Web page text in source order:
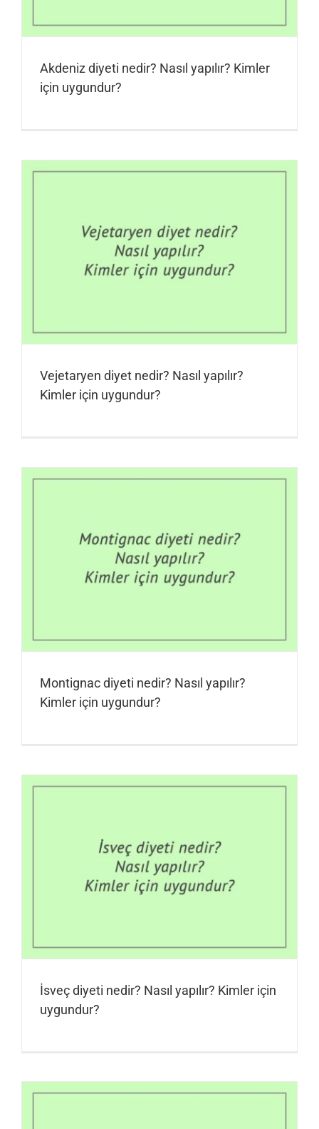
Akdeniz diyeti nedir? Nasıl yapılır? Kimler
için uygundur?
Vejetaryen diyet nedir? Nasıl yapılır?
Kimler için uygundur?
Montignac diyeti nedir? Nasıl yapılır?
Kimler için uygundur?
İsveç diyeti nedir? Nasıl yapılır? Kimler için
uygundur?